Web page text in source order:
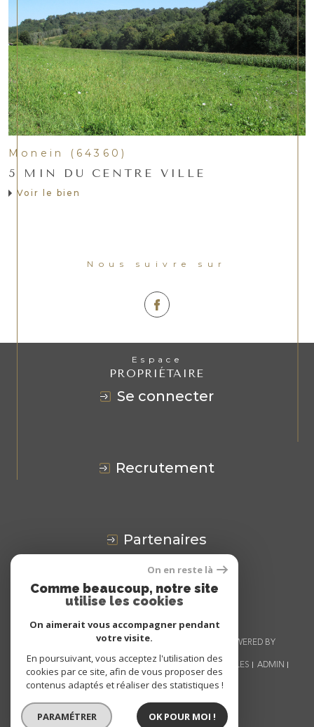
Monein (64360)
5 MIN DU CENTRE VILLE
Voir le bien
Nous suivre sur
Espace
PROPRIÉTAIRE
se connecter
recrutement
partenaires
Avis
CLIENTS
© 2026 | TOUS DROITS RÉSERVÉS | TRADUCTION POWERED BY
GOOGLE |
NOS HONORAIRES
PLAN DU SITE MENTIONS LÉGALES
ADMIN
NOS LIENS
POLITIQUE RGPD COOKIES
On en reste là
Comme beaucoup, notre site
utilise les cookies
On aimerait vous accompagner pendant
votre visite.
En poursuivant, vous acceptez l'utilisation des
cookies par ce site, afin de vous proposer des
contenus adaptés et réaliser des statistiques !
PARAMÉTRER OK POUR MOI !